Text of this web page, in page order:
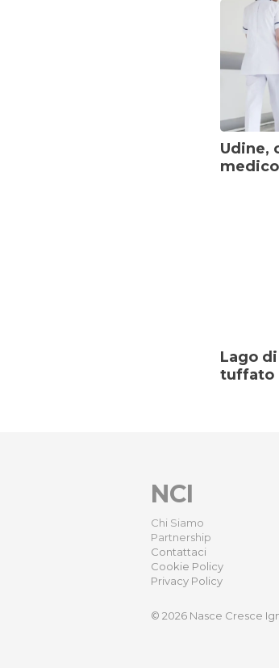
Udine,
Lago
tuffato
NCI
Chi Siamo
Partnership
Contattaci
Cookie Policy
Privacy Policy
© 2026 Nasce Cresce